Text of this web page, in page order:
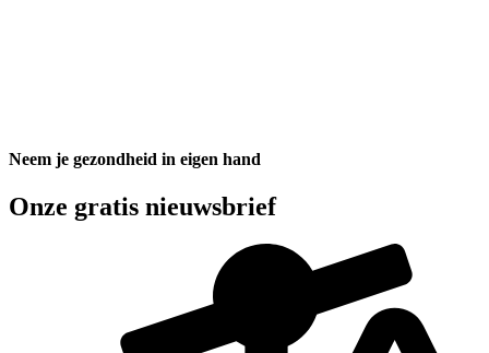
Neem je gezondheid in eigen hand
Onze gratis nieuwsbrief